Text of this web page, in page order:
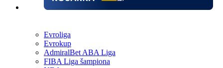
Evroliga
Evrokup
AdmiralBet ABA Liga
FIBA Liga šampiona